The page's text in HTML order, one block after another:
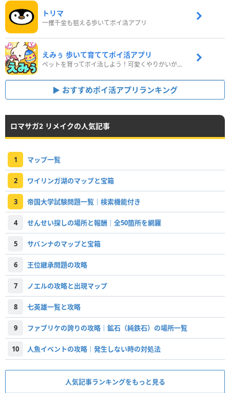
トリマ
一攫千金も狙える歩いてポイ活アプリ
えみぅ 歩いて育ててポイ活アプリ
ペットを育ってポイ活しよう！可愛くやりがいがある新感覚アプリ
おすすめポイ活アプリランキング
ロマサガ2 リメイクの人気記事
1 マップ一覧
2 ワイリンガ湖のマップと宝箱
3 帝国大学試験問題一覧｜検索機能付き
4 せんせい探しの場所と報酬｜全50箇所を網羅
5 サバンナのマップと宝箱
6 王位継承問題の攻略
7 ノエルの攻略と出現マップ
8 七英雄一覧と攻略
9 ファブリケの誇りの攻略｜鉱石（純鉄石）の場所一覧
10 人魚イベントの攻略｜発生しない時の対処法
人気記事ランキングをもっと見る